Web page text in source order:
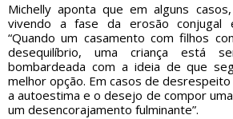
Michelly aponta que em alguns
vivendo a fase da erosão conjugal
“Quando um casamento com filhos
desequilíbrio, uma criança está
bombardeada com a ideia de que
melhor opção. Em casos de
a autoestima e o desejo de compor
um desencorajamento fulminante”.